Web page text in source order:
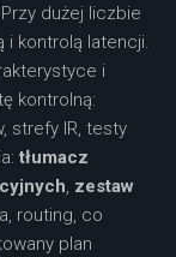
dużej liczbie
i kontrolą latencji.
i
kontrolną:
strefy IR, testy
tłumacz
, zestaw
routing, co
plan